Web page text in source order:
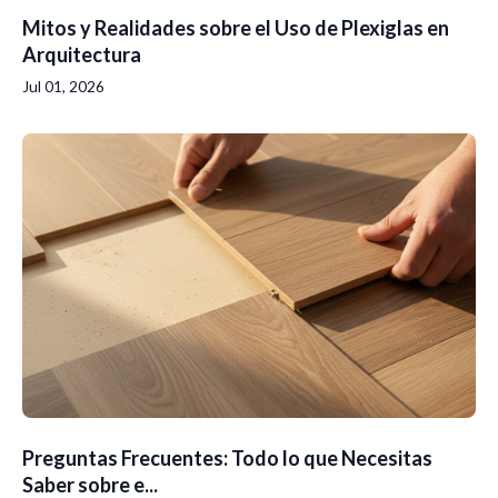
Mitos y Realidades sobre el Uso de Plexiglas en
Arquitectura
Jul 01, 2026
Preguntas Frecuentes: Todo lo que Necesitas
Saber sobre e...